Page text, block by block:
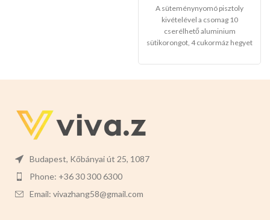
A süteménynyomó pisztoly
kivételével a csomag 10
cserélhető aluminium
sütikorongot, 4 cukormáz hegyet
használatra, hanem kenyér és
Budapest, Kőbányai út 25, 1087
Phone: +36 30 300 6300
Email: vivazhang58@gmail.com